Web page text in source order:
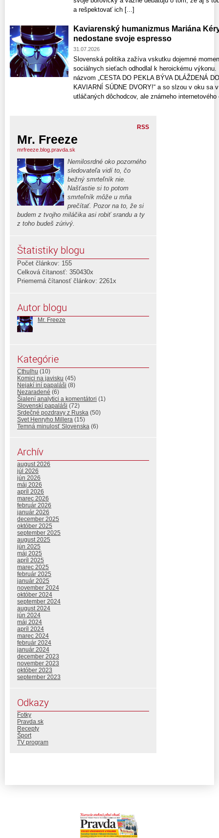
a rešpektovať ich [...]
Kaviarenský humanizmus Mariána
nedostane svoje espresso
31.07.2026
Slovenská politika zažíva vskutku dojemné
sociálnych sieťach odhodlal k heroickému
názvom „CESTA DO PEKLA BÝVA DLÁŽDENÁ
KAVIARNÍ SÚDNE DVORY!“ a so slzou v oku
utláčaných dôchodcov, ale známeho
RSS
Mr. Freeze
mrfreeze.blog.pravda.sk
Nemilosrdné oko pozorného
sledovateľa vidí to, čo
bežný smrteľník nie.
Našťastie si to potom
smrteľník môže u mňa
prečítať. Pozor na to, že si
budem z tvojho miláčika asi robiť srandu a ty
z toho budeš zúrivý.
Štatistiky blogu
Počet článkov: 155
Celková čítanosť: 350430x
Priemerná čítanosť článkov: 2261x
Autor blogu
Mr. Freeze
Kategórie
Cthulhu (10)
Komici na javisku (45)
Nejakí iní papaláši (8)
Nezaradené (6)
Šialení analytici a komentátori (1)
Slovenskí papaláši (72)
Srdečné pozdravy z Ruska (50)
Svet Henryho Millera (15)
Temná minulosť Slovenska (6)
Archív
august 2026
júl 2026
jún 2026
máj 2026
apríl 2026
marec 2026
február 2026
január 2026
december 2025
október 2025
september 2025
august 2025
jún 2025
máj 2025
apríl 2025
marec 2025
február 2025
január 2025
november 2024
október 2024
september 2024
august 2024
jún 2024
máj 2024
apríl 2024
marec 2024
február 2024
január 2024
december 2023
november 2023
október 2023
september 2023
Odkazy
Fotky
Pravda.sk
Recepty
Šport
TV program